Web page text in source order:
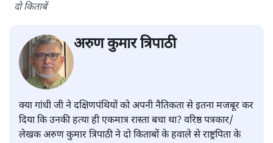
दो किताबें
अरुण कुमार त्रिपाठी
क्या गांधी जी ने दक्षिणपंथियों को अपनी नैतिकता से इतना मजबूर कर
दिया कि उनकी हत्या ही एकमात्र रास्ता बचा था? वरिष्ठ पत्रकार/
लेखक अरुण कुमार त्रिपाठी ने दो किताबों के हवाले से राष्ट्रपिता के